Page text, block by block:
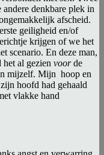
denkbare plek in
afscheid.
geiligheid en/of
krijgen of we het
scenario. En deze man,
het al gezien voorde
mijzelf. Mijn hoop en
hoofd had gehaald
vlakke hand